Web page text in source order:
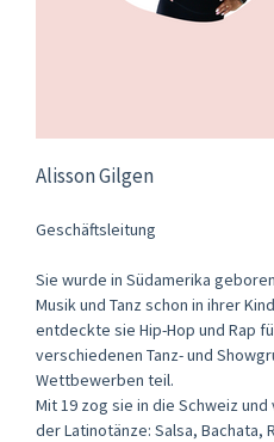
Alisson Gilgen
Geschäftsleitung
Sie wurde in Südamerika
Musik und Tanz schon in ihrer
entdeckte sie Hip-Hop und Rap
verschiedenen Tanz- und
Wettbewerben teil.
Mit 19 zog sie in die Schweiz
der Latinotänze: Salsa, Bachata,